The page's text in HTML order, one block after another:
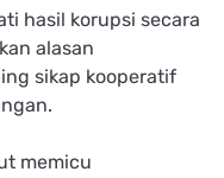
hasil korupsi secara
alasan
sikap kooperatif
memicu